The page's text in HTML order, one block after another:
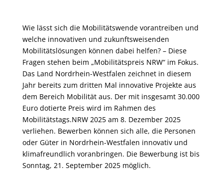
Wie lässt sich die Mobilitätswende vorantreiben und
welche innovativen und zukunftsweisenden
Mobilitätslösungen können dabei helfen? – Diese
Fragen stehen beim „Mobilitätspreis NRW“ im Fokus.
Das Land Nordrhein-Westfalen zeichnet in diesem
Jahr bereits zum dritten Mal innovative Projekte aus
dem Bereich Mobilität aus. Der mit insgesamt 30.000
Euro dotierte Preis wird im Rahmen des
Mobilitätstags.NRW 2025 am 8. Dezember 2025
verliehen. Bewerben können sich alle, die Personen
oder Güter in Nordrhein-Westfalen innovativ und
klimafreundlich voranbringen. Die Bewerbung ist bis
Sonntag, 21. September 2025 möglich.